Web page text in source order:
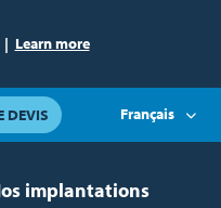
| Learn more
DEVIS Français
implantations